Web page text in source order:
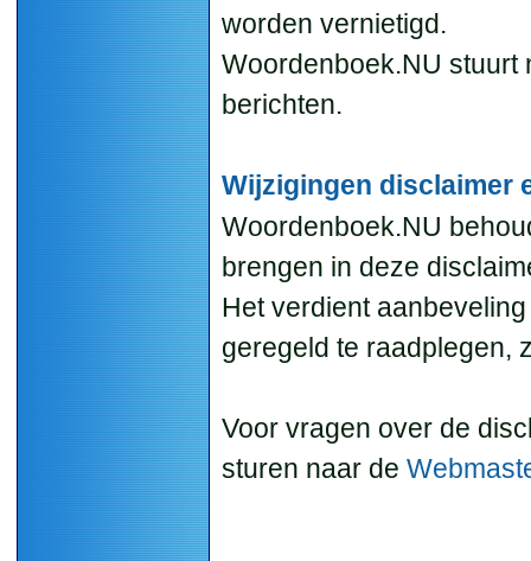
worden vernietigd.
Woordenboek.NU stuurt
berichten.
Wijzigingen disclaimer
Woordenboek.NU
brengen in deze
Het verdient
geregeld te raadplegen,
Voor vragen over de
sturen naar de